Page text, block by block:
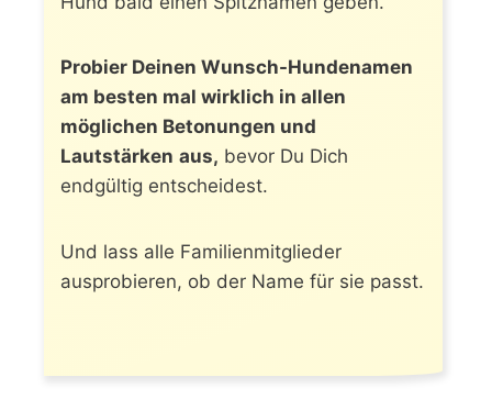
Probier Deinen Wunsch-Hundenamen
am besten mal wirklich in allen
möglichen Betonungen und
Lautstärken aus, bevor Du Dich
endgültig entscheidest.
Und lass alle Familienmitglieder
ausprobieren, ob der Name für sie passt.